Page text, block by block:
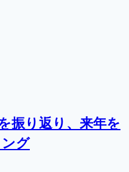
振り返り、来年を
グ